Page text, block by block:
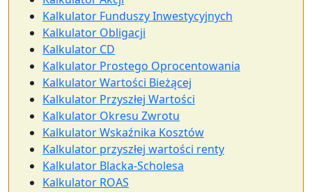
Kalkulator Funduszy Inwestycyjnych
Kalkulator Obligacji
Kalkulator CD
Kalkulator Prostego Oprocentowania
Kalkulator Wartości Bieżącej
Kalkulator Przyszłej Wartości
Kalkulator Okresu Zwrotu
Kalkulator Wskaźnika Kosztów
Kalkulator przyszłej wartości renty
Kalkulator Blacka-Scholesa
Kalkulator ROAS